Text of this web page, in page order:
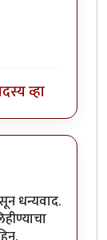
व्हा
धन्यवाद.